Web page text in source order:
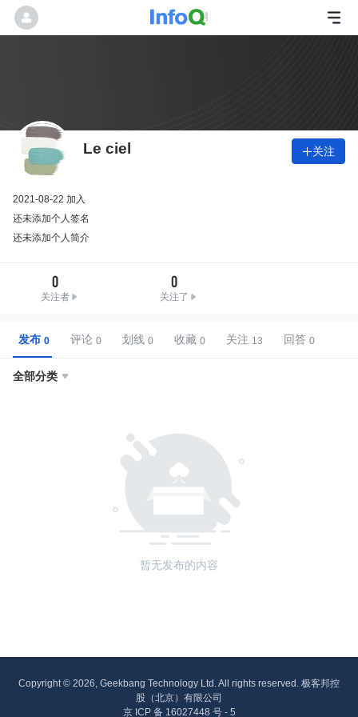
Le ciel 关注
2021-08-22 加入
还未添加个人签名
还未添加个人简介
0
关注者
0
关注了
发布 评论 划线 收藏 关注 回答
全部分类 
暂无发布的内容
Copyright © 2026, Geekbang Technology Ltd. All rights reserved. 极客邦控
股（北京）有限公司
京 ICP 备 16027448 号 - 5